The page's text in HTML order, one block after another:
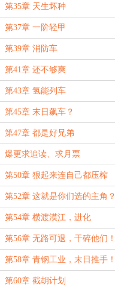
第35章 天生坏种
第37章 一阶轻甲
第39章 消防车
第41章 还不够爽
第43章 氢能列车
第45章 末日飙车？
第47章 都是好兄弟
爆更求追读、求月票
第50章 狠起来连自己都压榨
第52章 这就是你们选的主角？
第54章 横渡漠江，进化
第56章 无路可退，干碎他们！
第58章 青钢工业，末日推手！
第60章 截胡计划